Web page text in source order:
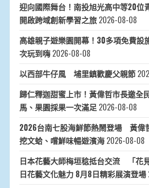
迎向國際舞台！南投旭光高中等20位
開啟跨域創新學習之旅 2026-08-08
高雄親子遊樂園開幕！30多項免費設
次玩到嗨 2026-08-08
以西部牛仔風 埔里鎮歡慶父親節
歸仁釋迦甜蜜上市！黃偉哲市長邀全
馬、果園採果一次滿足 2026-08-08
2026台南七股海鮮節熱鬧登場 黃偉
挖文蛤、嚐鮮味暢遊濱海 2026-08-08
日本花藝大師梅垣稔抵台交流 「花
日花藝文化魅力 8月8日精彩展演登場